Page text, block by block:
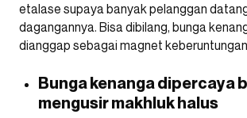
etalase supaya banyak pelanggan
dagangannya. Bisa dibilang, bunga
dianggap sebagai magnet
Bunga kenanga dipercaya
mengusir makhluk halus